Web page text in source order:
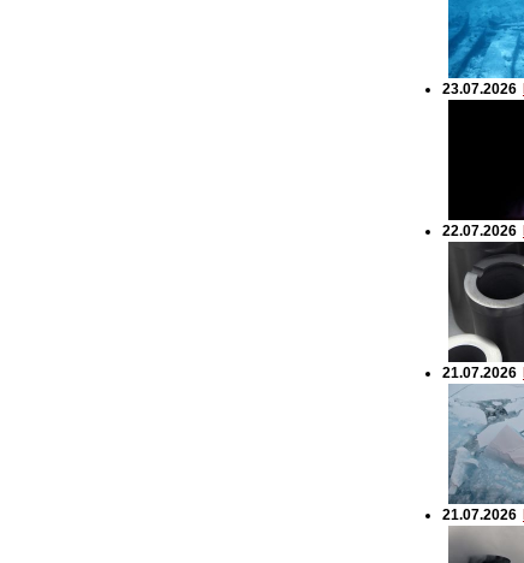
23.07.2026
22.07.2026
21.07.2026
21.07.2026